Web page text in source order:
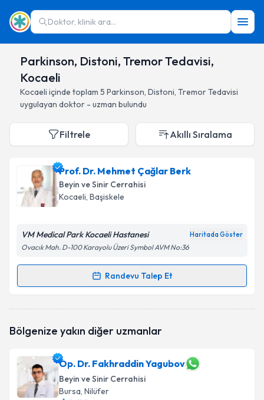
Doktor, klinik ara...
Parkinson, Distoni, Tremor Tedavisi,
Kocaeli
Kocaeli içinde toplam 5 Parkinson, Distoni, Tremor Tedavisi
uygulayan doktor - uzman bulundu
Filtrele Akıllı Sıralama
Prof. Dr. Mehmet Çağlar Berk
Beyin ve Sinir Cerrahisi
Kocaeli, Başiskele
VM Medical Park Kocaeli Hastanesi Haritada Göster
Ovacık Mah. D-100 Karayolu Üzeri Symbol AVM No:36
Randevu Talep Et
Randevu Takvimi Talebi
talebi oluşturun. Size bu uzmandan randevu almanız
bilgilendireceğiz.
E-posta Adresiniz
Bölgenize yakın diğer uzmanlar
Op. Dr. Fakhraddin Yagubov
Beyin ve Sinir Cerrahisi
Bursa, Nilüfer